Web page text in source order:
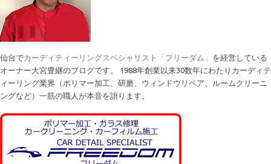
仙台でカーディティーリングスペシャリスト「フリーダム」 を経営している
オーナー大宮豊継のブログです。 1988年創業以来30数年にわたりカーディテ
ィーリング業界（ポリマー加工、研磨、ウィンドウリペア、ルームクリーニ
ングなど）一筋の職人が本音を語ります。